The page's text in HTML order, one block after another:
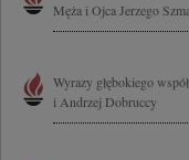
Męża i Ojca Jerzego
Wyrazy głębokiego
i Andrzej Dobruccy